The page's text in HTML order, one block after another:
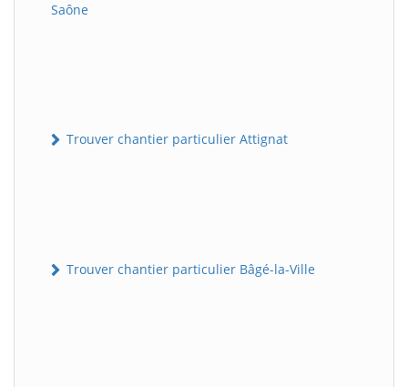
Saône
Trouver chantier particulier Attignat
Trouver chantier particulier Bâgé-la-Ville